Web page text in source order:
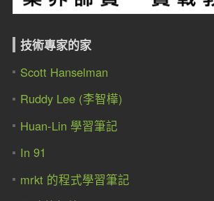
技術專家的家
Scott Hanselman
Ruddy Lee (李智樺)
Huan-Lin 學習筆記
In 91
mrkt 的程式學習筆記